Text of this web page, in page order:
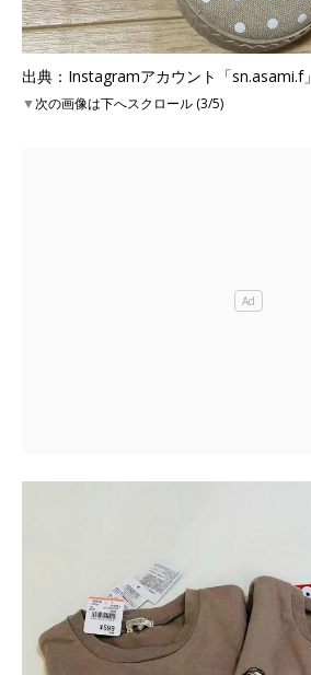
出典：Instagramアカウント「sn.asami.f」
▼次の画像は下へスクロール (3/5)